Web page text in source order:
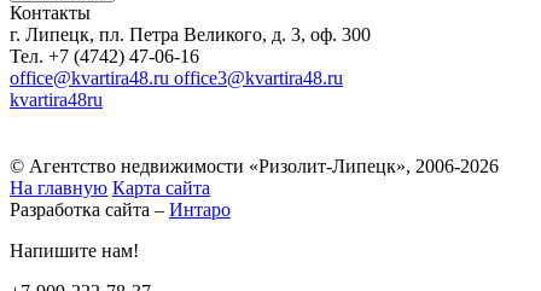
Контакты
г. Липецк, пл. Петра Великого, д. 3, оф. 300
Тел. +7 (4742) 47-06-16
office@kvartira48.ru office3@kvartira48.ru
kvartira48ru
© Агентство недвижимости «Ризолит-Липецк», 2006-2026
На главную Карта сайта
Разработка сайта – Интаро
Напишите нам!